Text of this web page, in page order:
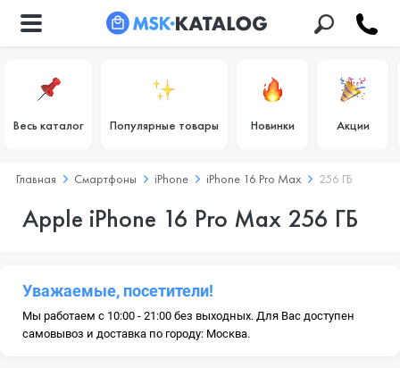
Весь каталог Популярные товары Новинки Акции
Главная Смартфоны iPhone iPhone 16 Pro Max 256 ГБ
Apple iPhone 16 Pro Max 256 ГБ
Уважаемые, посетители!
Мы работаем с 10:00 - 21:00 без выходных. Для Вас доступен
самовывоз и доставка по городу: Москва.